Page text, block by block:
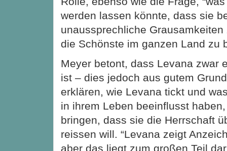
werden lassen könnte, dass sie
unaussprechliche
die Schönste im ganzen Land zu
Meyer betont, dass Levana zwar
ist – dies jedoch aus gutem
erklären, wie Levana tickt und
in ihrem Leben beeinflusst
bringen, dass sie die Herrschaft
reissen will. “Levana zeigt
aber das liegt zum großen Teil